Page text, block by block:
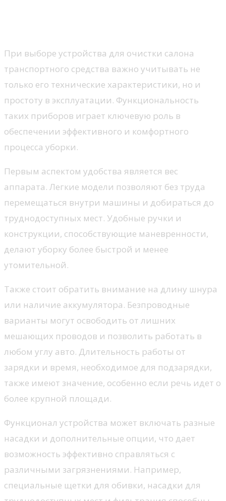
При выборе устройства для очистки салона
транспортного средства важно учитывать не
только его технические характеристики, но и
простоту в эксплуатации. Функциональность
таких приборов играет ключевую роль в
обеспечении эффективного и комфортного
процесса уборки.
Первым аспектом удобства является вес
аппарата. Легкие модели позволяют без труда
перемещаться внутри машины и добираться до
труднодоступных мест. Удобные ручки и
конструкции, способствующие маневренности,
делают уборку более быстрой и менее
утомительной.
Также стоит обратить внимание на длину шнура
или наличие аккумулятора. Безпроводные
варианты могут освободить от лишних
мешающих проводов и позволить работать в
любом углу авто. Длительность работы от
зарядки и время, необходимое для подзарядки,
также имеют значение, особенно если речь идет о
более крупной площади.
Функционал устройства может включать разные
насадки и дополнительные опции, что дает
возможность эффективно справляться с
различными загрязнениями. Например,
специальные щетки для обивки, насадки для